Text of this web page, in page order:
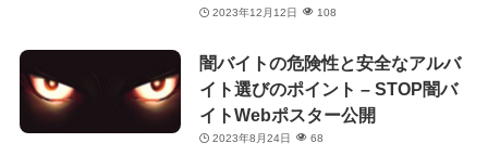
2023年12月12日 108
闇バイトの危険性と安全なアルバ
イト選びのポイント – STOP闇バ
イトWebポスター公開
2023年8月24日 68